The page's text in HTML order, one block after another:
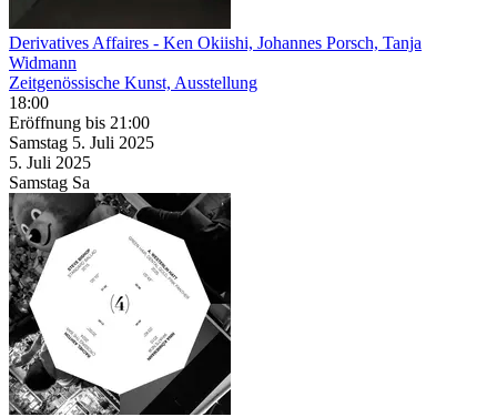
Derivatives Affaires - Ken Okiishi, Johannes Porsch, Tanja
Widmann
Zeitgenössische Kunst, Ausstellung
18:00
Eröffnung bis 21:00
Samstag 5. Juli 2025
5. Juli 2025
Samstag Sa